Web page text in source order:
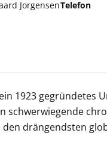
JorgensenTelefon
1923
schwerwiegende
drängendsten